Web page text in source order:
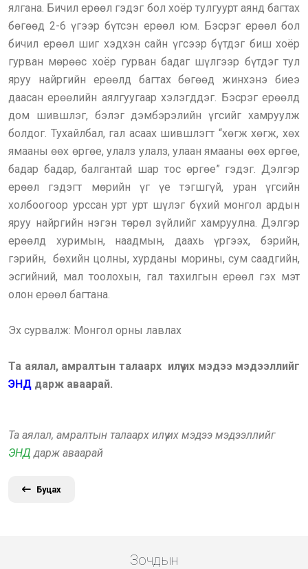
ялгана. Бичил ерөөл гэдэг бол хоёр тулгуурт аянд багтах
бөгөөд 2-6 үгээр бүтсэн ерөөл юм. Бэсрэг ерөөл бол
бичил ерөөл шиг хэдхэн сайн үгсээр бүтдэг биш хоёр
гурван мөрөөс хоёр гурван бадаг шүлгээр бүтдэг тул
яруу найргийн ерөөлд багтах бөгөөд жинхэнэ биеэ
даасан ерөөлийн аялгуугаар хэлэгддэг. Бэсрэг ерөөлд
дом шившлэг, бэлэг дэмбэрэлийн үгсийг хамруулж
болдог. Тухайлбал, гал асаах шившлэгт “хөгж хөгж, хөх
ямааны өөх өргөе, улалз улалз, улаан ямааны өөх өргөе,
бадар бадар, балгантай шар тос өргөе” гэдэг. Дэлгэр
ерөөл гэдэгт мөрийн үг үе тэгшгүй, уран үгсийн
холбоогоор урссан урт урт шүлэг бүхий монгол ардын
яруу найргийн нэгэн төрөл зүйлийг хамруулна. Дэлгэр
ерөөлд хуримын, наадмын, даахь үргээх, бэрийн,
гэрийн, бөхийн цолны, хурданы морины, сум саадгийн,
эсгийний, мал тоолохын, гал тахилгын ерөөл гэх мэт
олон ерөөл багтана.
Эх сурвалж: Монгол орны лавлах
Та аялал, амралтын талаарх илүү их мэдээ мэдээллийг
ЭНД дарж аваарай.
Та аялал, амралтын талаарх илүү их мэдээ мэдээллийг
ЭНД дарж аваарай
Буцах
Зочдын